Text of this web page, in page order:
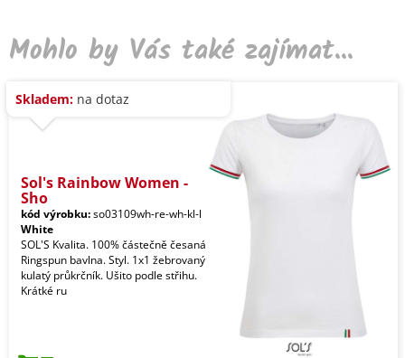
Mohlo by Vás také zajímat...
Skladem: na dotaz
Sol's Rainbow Women -
Sho
kód výrobku:so03109wh-re-wh-kl-l
White
SOL'S Kvalita. 100% částečně česaná
Ringspun bavlna. Styl. 1x1 žebrovaný
kulatý průkrčník. Ušito podle střihu.
Krátké ru